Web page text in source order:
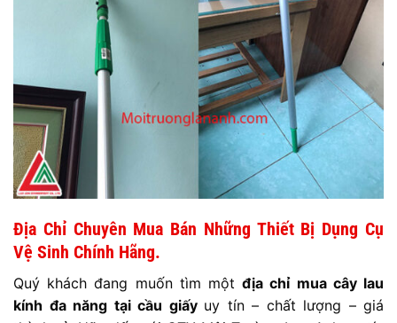
Địa Chỉ Chuyên Mua Bán Những Thiết Bị Dụng Cụ
Vệ Sinh Chính Hãng.
Quý khách đang muốn tìm mộtđịa chỉ mua cây lau
kính đa năng tại cầu giấy uy tín – chất lượng – giá